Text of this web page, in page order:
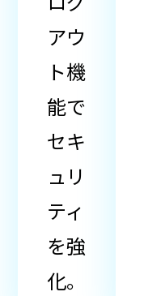
アウ
ト機
能で
セキ
ュリ
ティ
を強
化。